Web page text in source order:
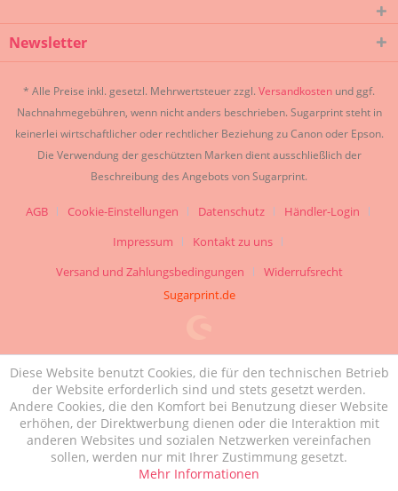
Newsletter
* Alle Preise inkl. gesetzl. Mehrwertsteuer zzgl. Versandkosten und ggf.
Nachnahmegebühren, wenn nicht anders beschrieben. Sugarprint steht in
keinerlei wirtschaftlicher oder rechtlicher Beziehung zu Canon oder Epson.
Die Verwendung der geschützten Marken dient ausschließlich der
Beschreibung des Angebots von Sugarprint.
AGB Cookie-Einstellungen Datenschutz
Händler-Login
Impressum
Kontakt zu uns
Versand und Zahlungsbedingungen
Widerrufsrecht
Sugarprint.de
Diese Website benutzt Cookies, die für den technischen Betrieb
der Website erforderlich sind und stets gesetzt werden.
Andere Cookies, die den Komfort bei Benutzung dieser Website
erhöhen, der Direktwerbung dienen oder die Interaktion mit
anderen Websites und sozialen Netzwerken vereinfachen
sollen, werden nur mit Ihrer Zustimmung gesetzt.
Mehr Informationen